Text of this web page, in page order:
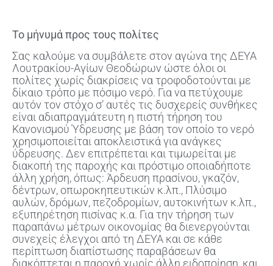
Το μήνυμά προς τους πολίτες
Σας καλούμε να συμβάλετε στον αγώνα της ΔΕΥΑ
Λουτρακίου-Αγίων Θεοδώρων ώστε όλοι οι
πολίτες χωρίς διακρίσεις να τροφοδοτούνται με
δίκαιο τρόπο με πόσιμο νερό. Για να πετύχουμε
αυτόν τον στόχο σ’ αυτές τις δυσχερείς συνθήκες
είναι αδιαπραγμάτευτη η πιστή τήρηση του
Κανονισμού Ύδρευσης με βάση τον οποίο το νερό
χρησιμοποιείται αποκλειστικά για ανάγκες
ύδρευσης. Δεν επιτρέπεται και τιμωρείται με
διακοπή της παροχής και πρόστιμο οποιαδήποτε
άλλη χρήση, όπως: Άρδευση πρασίνου, γκαζόν,
δέντρων, οπωροκηπευτικών κ.λπ., Πλύσιμο
αυλών, δρόμων, πεζοδρομίων, αυτοκινήτων κ.λπ.,
εξυπηρέτηση πισίνας κ.α. Για την τήρηση των
παραπάνω μέτρων οικονομίας θα διενεργούνται
συνεχείς έλεγχοι από τη ΔΕΥΑ και σε κάθε
περίπτωση διαπίστωσης παραβάσεων θα
διακόπτεται η παροχή χωρίς άλλη ειδοποίηση, και